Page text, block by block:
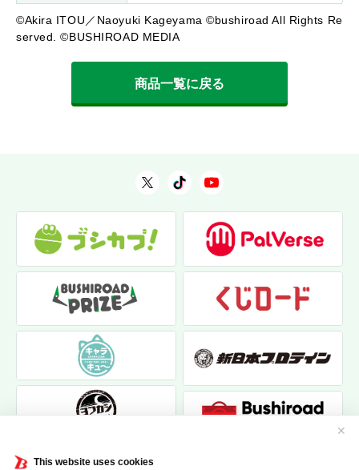
This website uses cookies
✕
©Akira ITOU／Naoyuki Kageyama ©bushiroad All Rights Re
served. ©BUSHIROAD MEDIA
商品一覧に戻る